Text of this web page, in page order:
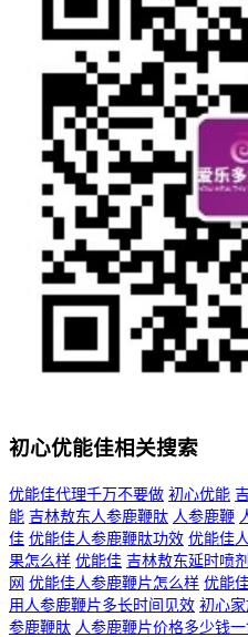
初心优能佳相关搜索
优能佳代理千万不要做 初心优能
能 吉林敖东人参鹿鞭肽 人参鹿鞭
佳 优能佳人参鹿鞭肽功效 优能佳
果怎么样 优能佳 吉林敖东延时喷
网 优能佳人参鹿鞭片怎么样 优能
用人参鹿鞭片多长时间见效 初心
参鹿鞭肽 人参鹿鞭片价格多少钱